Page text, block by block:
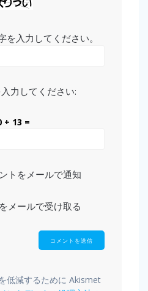
を入力してください。
力してください:
+ 13 =
トをメールで通知
メールで受け取る
低減するために Akismet